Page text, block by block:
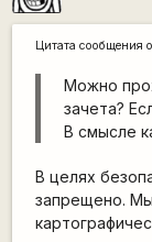
Цитата сообщения
Можно
зачета?
В смысле
В целях
запрещено.